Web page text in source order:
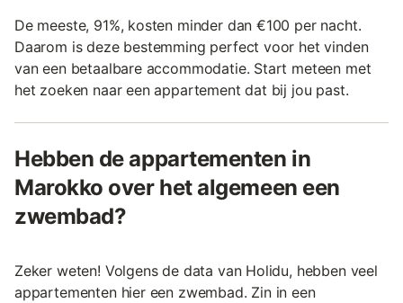
De meeste, 91%, kosten minder dan €100 per nacht.
Daarom is deze bestemming perfect voor het vinden
van een betaalbare accommodatie. Start meteen met
het zoeken naar een appartement dat bij jou past.
Hebben de appartementen in
Marokko over het algemeen een
zwembad?
Zeker weten! Volgens de data van Holidu, hebben veel
appartementen hier een zwembad. Zin in een